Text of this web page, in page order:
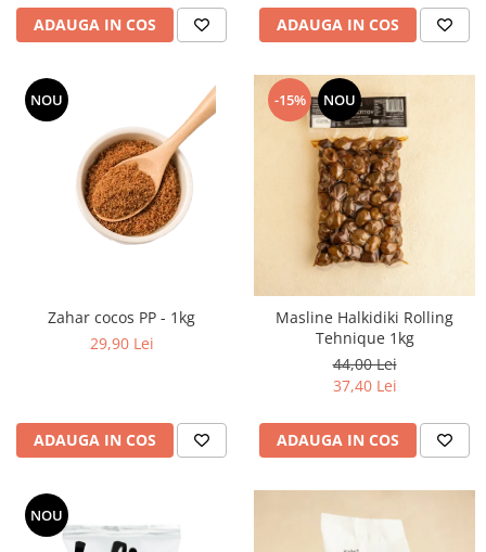
ADAUGA IN COS ADAUGA IN COS
NOU
Zahar cocos PP - 1kg
29,90 Lei
ADAUGA IN COS
-15% NOU
Masline Halkidiki Rolling
Tehnique 1kg
44,00 Lei
37,40 Lei
ADAUGA IN COS
NOU